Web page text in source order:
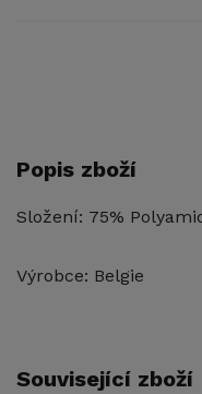
Popis zboží
Složení: 75%
Výrobce: Belgie
Související zboží